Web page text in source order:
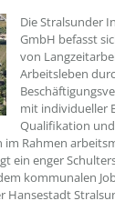
titel ???
Die Stralsunder
GmbH befasst
von
Arbeitsleben
mit individueller
Qualifikation
im Rahmen
ein enger
kommunalen
Hansestadt